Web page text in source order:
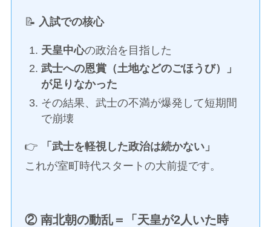
📝 入試での核心
天皇中心の政治を目指した
武士への恩賞（土地などのごほうび）」
が足りなかった
その結果、武士の不満が爆発して短期間
で崩壊
👉
「武士を軽視した政治は続かない」
これが室町時代スタートの大前提です。
② 南北朝の動乱＝「天皇が2人いた時